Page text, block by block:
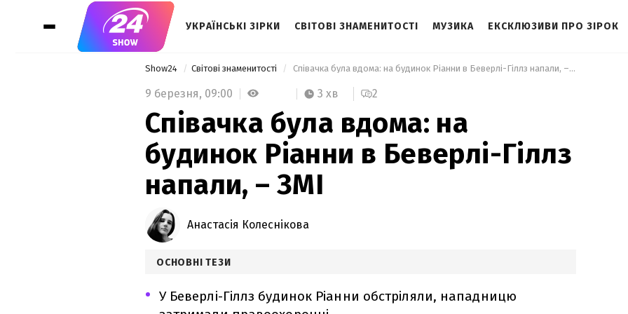
УКРАЇНСЬКІ ЗІРКИ СВІТОВІ ЗНАМЕНИТОСТІ МУЗИКА ЕКСКЛЮЗИВИ ПРО ЗІРОК
Show24 Світові знаменитості Співачка була вдома: на будинок Ріанни в Беверлі-Гіллз напали, – ЗМІ
9 березня, 09:00 3 хв 2
Співачка була вдома: на
будинок Ріанни в Беверлі-Гіллз
напали, – ЗМІ
Анастасія Колеснікова
ОСНОВНІ ТЕЗИ
У Беверлі-Гіллз будинок Ріанни обстріляли, нападницю